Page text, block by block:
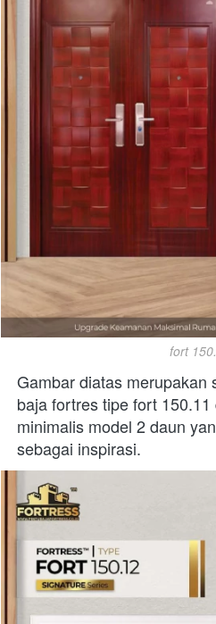
fort
Gambar diatas merupakan
baja fortres tipe fort
minimalis model 2 daun
sebagai inspirasi.